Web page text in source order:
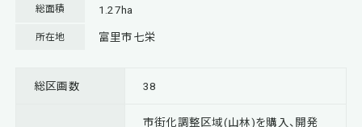
総面積 1.27ha
所在地 富里市七栄
総区画数 38
市街化調整区域(山林)を購入、開発